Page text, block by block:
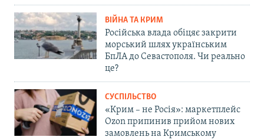
ВІЙНА ТА КРИМ
Російська влада обіцяє закрити
морський шлях українським
БпЛА до Севастополя. Чи реально
це?
СУСПІЛЬСТВО
«Крим – не Росія»: маркетплейс
Ozon припинив прийом нових
замовлень на Кримському